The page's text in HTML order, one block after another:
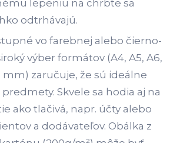
lepeniu na chrbte sa
odtrhávajú.
vo farebnej alebo čierno-
výber formátov (A4, A5, A6,
mm) zaručuje, že sú ideálne
Skvele sa hodia aj na
ako tlačivá, napr. účty alebo
a dodávateľov. Obálka z